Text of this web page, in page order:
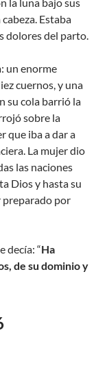
Estaba
dolores del parto.
un enorme
cuernos, y una
su cola barrió la
sobre la
que iba a dar a
La mujer dio
las naciones
Dios y hasta su
preparado por
decía: “Ha
de su dominio y